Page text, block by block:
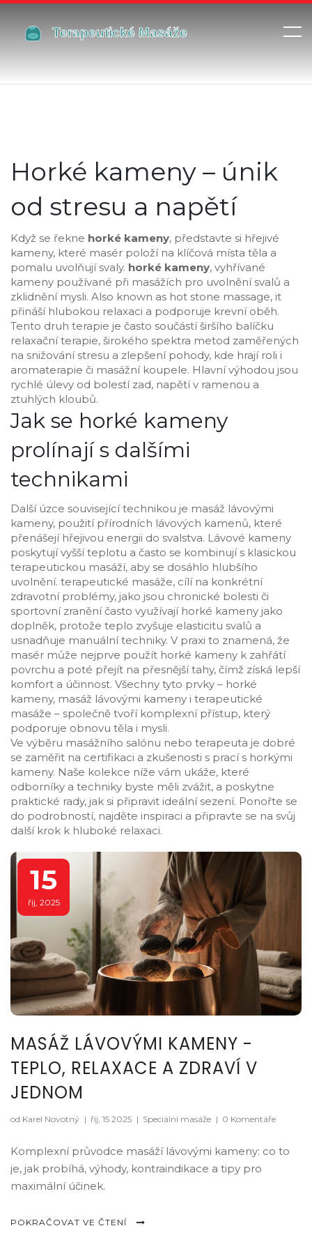
Horké kameny – únik
od stresu a napětí
Když se řekne horké kameny, představte si hřejivé
kameny, které masér položí na klíčová místa těla a
pomalu uvolňují svaly. horké kameny, vyhřívané
kameny používané při masážích pro uvolnění svalů a
zklidnění mysli. Also known as hot stone massage, it
přináší hlubokou relaxaci a podporuje krevní oběh.
Tento druh terapie je často součástí širšího balíčku
relaxační terapie, širokého spektra metod zaměřených
na snižování stresu a zlepšení pohody, kde hrají roli i
aromaterapie či masážní koupele. Hlavní výhodou jsou
rychlé úlevy od bolestí zad, napětí v ramenou a
ztuhlých kloubů.
Jak se horké kameny
prolínají s dalšími
technikami
Další úzce související technikou je masáž lávovými
kameny, použití přírodních lávových kamenů, které
přenášejí hřejivou energii do svalstva. Lávové kameny
poskytují vyšší teplotu a často se kombinují s klasickou
terapeutickou masáží, aby se dosáhlo hlubšího
uvolnění. terapeutické masáže, cílí na konkrétní
zdravotní problémy, jako jsou chronické bolesti či
sportovní zraněníčasto využívají horké kameny jako
doplněk, protože teplo zvyšuje elasticitu svalů a
usnadňuje manuální techniky. V praxi to znamená, že
masér může nejprve použít horké kameny k zahřátí
povrchu a poté přejít na přesnější tahy, čímž získá lepší
komfort a účinnost. Všechny tyto prvky – horké
kameny, masáž lávovými kameny i terapeutické
masáže – společně tvoří komplexní přístup, který
podporuje obnovu těla i mysli.
Ve výběru masážního salónu nebo terapeuta je dobré
se zaměřit na certifikaci a zkušenosti s prací s horkými
kameny. Naše kolekce níže vám ukáže, které
odborníky a techniky byste měli zvážit, a poskytne
praktické rady, jak si připravit ideální sezení. Ponořte se
do podrobností, najděte inspiraci a připravte se na svůj
další krok k hluboké relaxaci.
15
říj, 2025
MASÁŽ LÁVOVÝMI KAMENY -
TEPLO, RELAXACE A ZDRAVÍ V
JEDNOM
od Karel Novotný | říj, 15 2025 | Speciální masáže | 0 Komentáře
Komplexní průvodce masáží lávovými kameny: co to
je, jak probíhá, výhody, kontraindikace a tipy pro
maximální účinek.
POKRAČOVAT VE ČTENÍ